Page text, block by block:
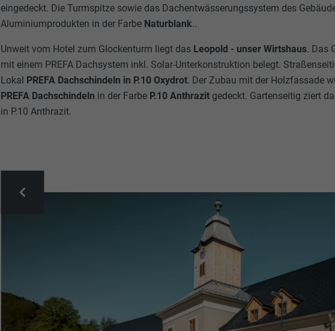
eingedeckt. Die Turmspitze sowie das Dachentwässerungssystem des
Aluminiumprodukten in der Farbe Naturblank..
Unweit vom Hotel zum Glockenturm liegt das Leopold - unser Wirtshaus. Das
mit einem PREFA Dachsystem inkl. Solar-Unterkonstruktion belegt.
Lokal PREFA Dachschindeln in P.10 Oxydrot. Der Zubau mit der Holzfassade
PREFA Dachschindeln in der Farbe P.10 Anthrazit gedeckt. Gartenseitig ziert
in P.10 Anthrazit.